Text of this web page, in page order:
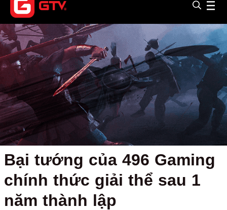
Bại tướng của 496 Gaming
chính thức giải thể sau 1
năm thành lập